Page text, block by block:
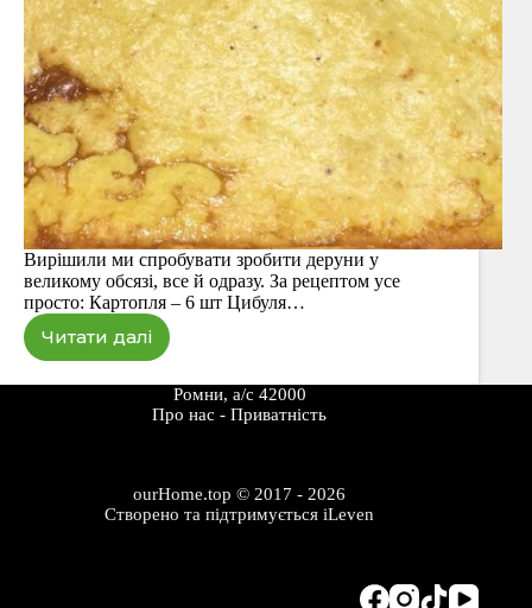
Вирішили ми спробувати зробити деруни у
великому обсязі, все й одразу. За рецептом усе
просто: Картопля – 6 шт Цибуля…
Читати даліКартопляний
драник Ромни, а/с 42000
Про наc -Приватність
ourHome.top © 2017 - 2026
Створено та підтримуєтьсяiLeven